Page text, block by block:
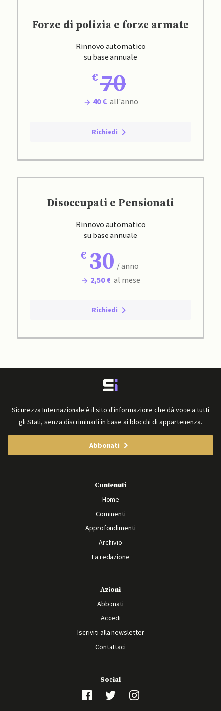
Forze di polizia e forze armate
Rinnovo automatico
su base annuale
70
40 € all'anno
Richiedi
Disoccupati e Pensionati
Rinnovo automatico
su base annuale
30 / anno
2,50 € al mese
Richiedi
Sicurezza Internazionale è il sito d'informazione che dà voce a tutti
gli Stati, senza discriminarli in base ai blocchi di appartenenza.
Abbonati
Contenuti
Home
Commenti
Approfondimenti
Archivio
La redazione
Azioni
Abbonati
Accedi
Iscriviti alla newsletter
Contattaci
Social